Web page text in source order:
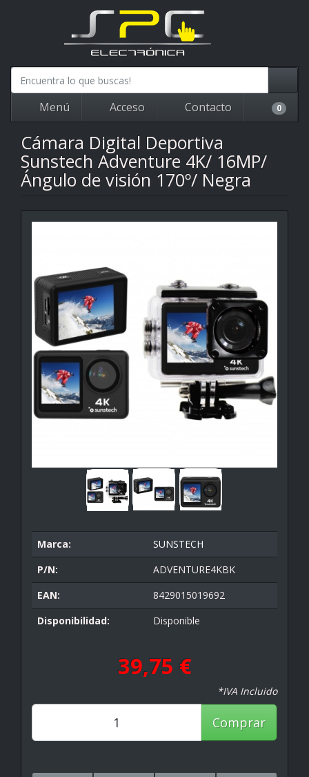
Menú Acceso Contacto 0
Cámara Digital Deportiva
Sunstech Adventure 4K/ 16MP/
Ángulo de visión 170º/ Negra
Marca:
SUNSTECH
P/N:
ADVENTURE4KBK
EAN:
8429015019692
Disponibilidad:
Disponible
39,75 €
*IVA Incluido
Comprar